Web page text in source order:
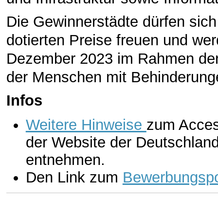
Die Gewinnerstädte dürfen
dotierten Preise freuen und
Dezember 2023 im Rahmen
der Menschen mit
Infos
Weitere Hinweise zum
der Website der
entnehmen.
Den Link zum